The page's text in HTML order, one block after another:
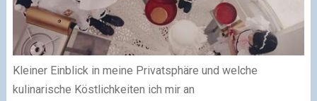
Kleiner Einblick in meine Privatsphäre und welche
kulinarische Köstlichkeiten ich mir an